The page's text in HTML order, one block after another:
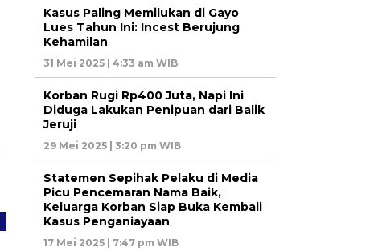
Kasus Paling Memilukan di Gayo
Lues Tahun Ini: Incest Berujung
Kehamilan
31 Mei 2025 | 4:33 am WIB
Korban Rugi Rp400 Juta, Napi Ini
Diduga Lakukan Penipuan dari Balik
Jeruji
29 Mei 2025 | 3:20 pm WIB
Statemen Sepihak Pelaku di Media
Picu Pencemaran Nama Baik,
Keluarga Korban Siap Buka Kembali
Kasus Penganiayaan
17 Mei 2025 | 7:47 pm WIB